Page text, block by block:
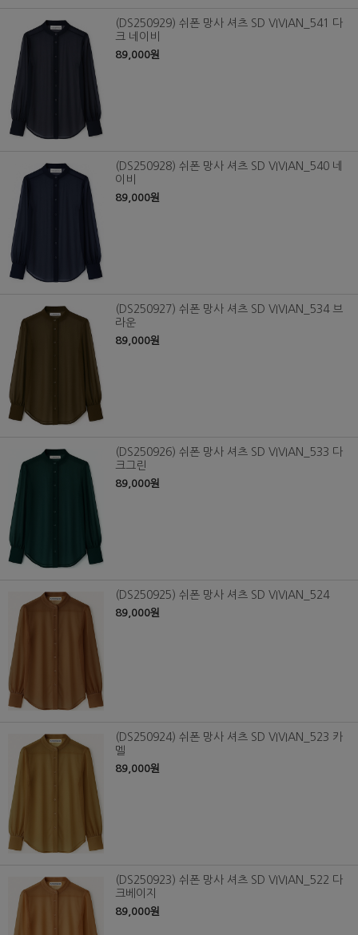
(DS250929) 쉬폰 망사 셔츠 SD VIVIAN_541 다
크 네이비
89,000원
(DS250928) 쉬폰 망사 셔츠 SD VIVIAN_540 네
이비
89,000원
(DS250927) 쉬폰 망사 셔츠 SD VIVIAN_534 브
라운
89,000원
(DS250926) 쉬폰 망사 셔츠 SD VIVIAN_533 다
크그린
89,000원
(DS250925) 쉬폰 망사 셔츠 SD VIVIAN_524
89,000원
(DS250924) 쉬폰 망사 셔츠 SD VIVIAN_523 카
멜
89,000원
(DS250923) 쉬폰 망사 셔츠 SD VIVIAN_522 다
크베이지
89,000원